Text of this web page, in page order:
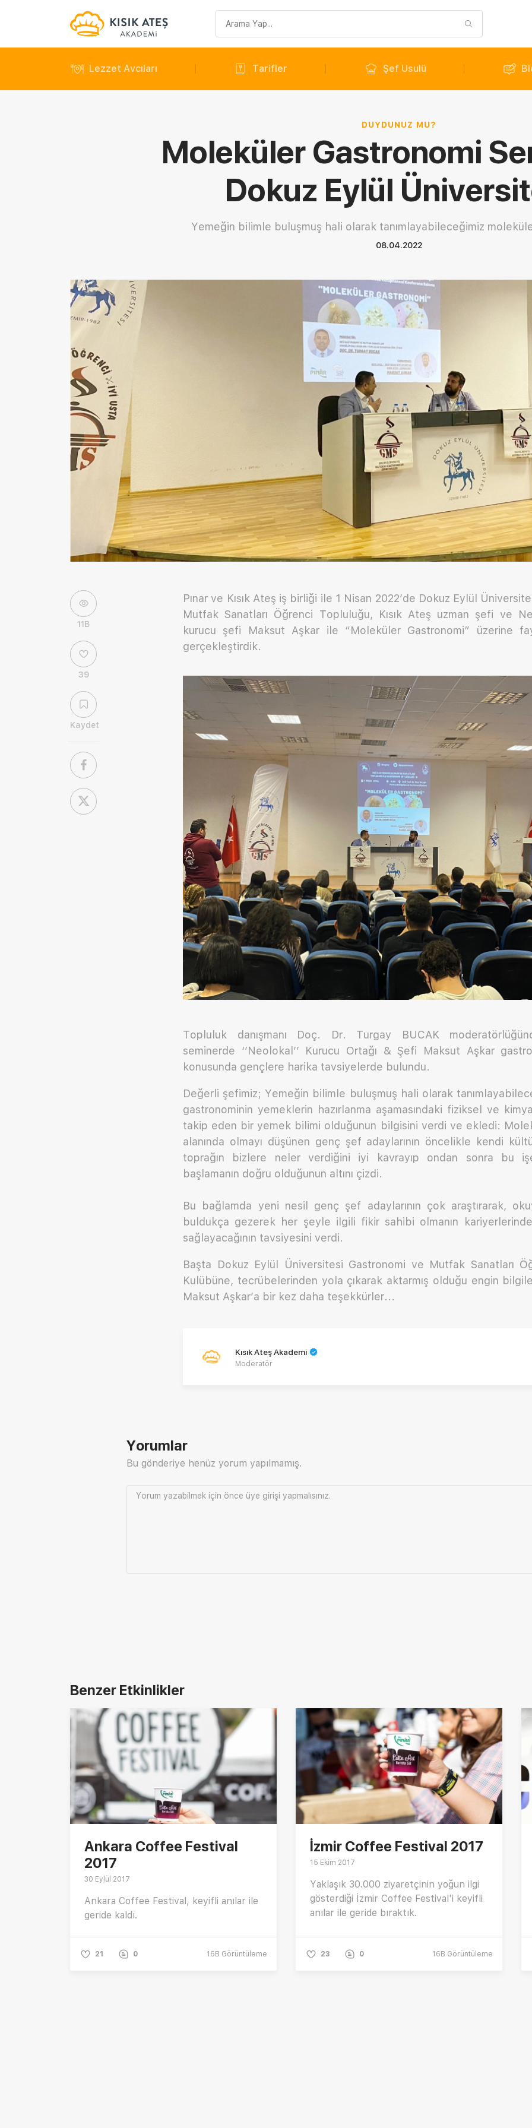
sorgusu
Lezzet Avcıları Tarifler Şef Usulü
DUYDUNUZ MU?
Moleküler Gastronomi
Dokuz Eylül
Yemeğin bilimle buluşmuş hali olarak tanımlayabileceğimiz
08.04.2022
11B
39
Kaydet
Pınar ve Kısık Ateş iş birliği ile 1 Nisan 2022’de Dokuz Eylül
Mutfak Sanatları Öğrenci Topluluğu, Kısık Ateş uzman şefi ve
kurucu şefi Maksut Aşkar ile “Moleküler Gastronomi” üzerine
gerçekleştirdik.
Topluluk danışmanı Doç. Dr. Turgay BUCAK
seminerde ‘’Neolokal’’ Kurucu Ortağı & Şefi Maksut Aşkar
konusunda gençlere harika tavsiyelerde bulundu.
Değerli şefimiz; Yemeğin bilimle buluşmuş hali olarak
gastronominin yemeklerin hazırlanma aşamasındaki fiziksel ve
takip eden bir yemek bilimi olduğunun bilgisini verdi ve ekledi:
alanında olmayı düşünen genç şef adaylarının öncelikle kendi
toprağın bizlere neler verdiğini iyi kavrayıp ondan sonra bu
başlamanın doğru olduğunun altını çizdi.
Bu bağlamda yeni nesil genç şef adaylarının çok araştırarak,
buldukça gezerek her şeyle ilgili fikir sahibi olmanın
sağlayacağının tavsiyesini verdi.
Başta Dokuz Eylül Üniversitesi Gastronomi ve Mutfak Sanatları
Kulübüne, tecrübelerinden yola çıkarak aktarmış olduğu engin
Maksut Aşkar’a bir kez daha teşekkürler...
Kısık Ateş Akademi
Moderatör
Yorumlar
Bu gönderiye henüz yorum yapılmamış.
Yorum yazabilmek için önce üye girişi yapmalısınız.
Benzer Etkinlikler
Ankara Coffee Festival
2017
30 Eylül 2017
Ankara Coffee Festival, keyifli anılar ile
geride kaldı.
21 0 16B Görüntüleme
İzmir Coffee Festival 2017
15 Ekim 2017
Yaklaşık 30.000 ziyaretçinin yoğun ilgi
gösterdiği İzmir Coffee Festival'i keyifli
anılar ile geride bıraktık.
23 0 16B Görüntüleme